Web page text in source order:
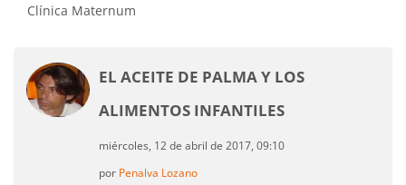
Clínica Maternum
EL ACEITE DE PALMA Y LOS
ALIMENTOS INFANTILES
miércoles, 12 de abril de 2017, 09:10
por Penalva Lozano